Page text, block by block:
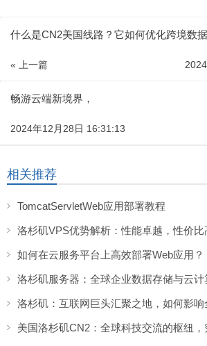
什么是CN2美国线路？它如何优化跨境数
« 上一篇
畅游云端新境界，
2024年12月28日 16:31:13
相关推荐
TomcatServletWeb应用部署教程
洛杉矶VPS优势解析：性能卓越，性价比
如何在云服务平台上高效部署Web应用？
洛杉矶服务器：全球企业数据存储与云计
洛杉矶：互联网巨头汇聚之地，如何影响
美国洛杉矶CN2：全球科技交流的枢纽，